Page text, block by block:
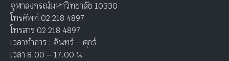
จุฬาลงกรณ์มหาวิทยาลัย 10330
โทรศัพท์ 02 218 4897
โทรสาร 02 218 4897
เวลาทำการ : จันทร์ – ศุกร์
เวลา 8.00 – 17.00 น.